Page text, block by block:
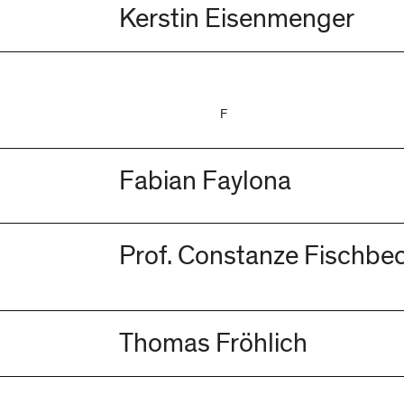
Kerstin Eisenmenger
F
Fabian Faylona
Prof. Constanze
Thomas Fröhlich